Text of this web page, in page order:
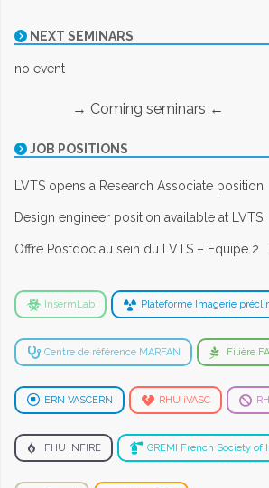
NEXT SEMINARS
no event
→ Coming seminars ←
JOB POSITIONS
LVTS opens a Research Associate position
Design engineer position available at LVTS
Offre Postdoc au sein du LVTS – Equipe 2
InsermLab Plateforme Imagerie
Centre de référence MARFAN Filière
ERN VASCERN RHU iVASC
FHU INFIRE GREMI French Society of